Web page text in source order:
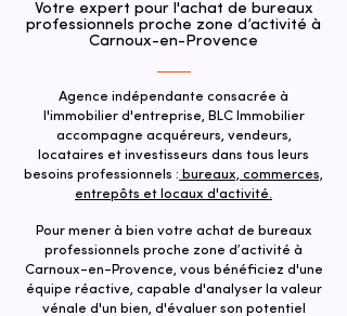
Votre expert pour l'achat de bureaux
professionnels proche zone d’activité à
Carnoux-en-Provence
Agence indépendante consacrée à
l'immobilier d'entreprise, BLC Immobilier
accompagne acquéreurs, vendeurs,
locataires et investisseurs dans tous leurs
besoins professionnels : bureaux, commerces,
entrepôts et locaux d'activité.
Pour mener à bien votre achat de bureaux
professionnels proche zone d’activité à
Carnoux-en-Provence, vous bénéficiez d'une
équipe réactive, capable d'analyser la valeur
vénale d'un bien, d'évaluer son potentiel